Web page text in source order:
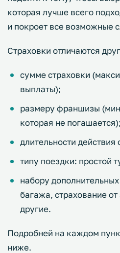
которая лучше всего
и покроет все возможные
Страховки отличаются
сумме страховки
выплаты);
размеру франшизы
которая не погашается);
длительности действия
типу поездки: простой
набору
багажа, страхование
другие.
Подробней на каждом
ниже.